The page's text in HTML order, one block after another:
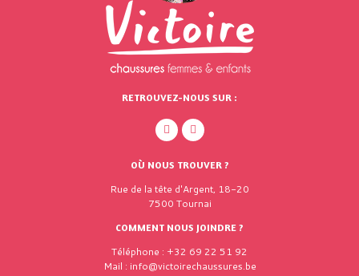
RETROUVEZ-NOUS SUR :
OÙ NOUS TROUVER ?
Rue de la tête d'Argent, 18-20
7500 Tournai
COMMENT NOUS JOINDRE ?
Téléphone : +32 69 22 51 92
Mail : info@victoirechaussures.be